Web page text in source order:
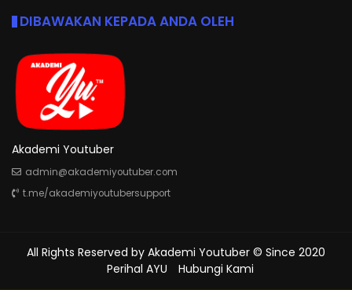
DIBAWAKAN KEPADA ANDA OLEH
Akademi Youtuber
admin@akademiyoutuber.com
t.me/akademiyoutubersupport
All Rights Reserved by Akademi Youtuber © Since 2020
Perihal AYU
Hubungi Kami